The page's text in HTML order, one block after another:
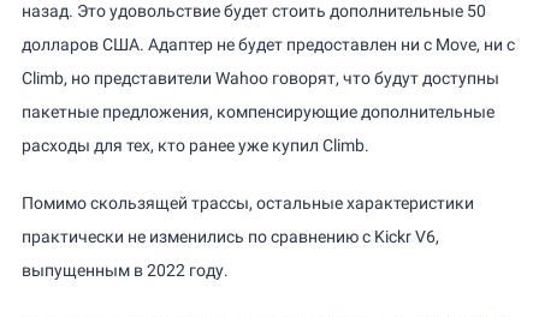
назад. Это удовольствие будет стоить дополнительные 50
долларов США. Адаптер не будет предоставлен ни с Move, ни с
Climb, но представители Wahoo говорят, что будут доступны
пакетные предложения, компенсирующие дополнительные
расходы для тех, кто ранее уже купил Climb.
Помимо скользящей трассы, остальные характеристики
практически не изменились по сравнению с Kickr V6,
выпущенным в 2022 году.